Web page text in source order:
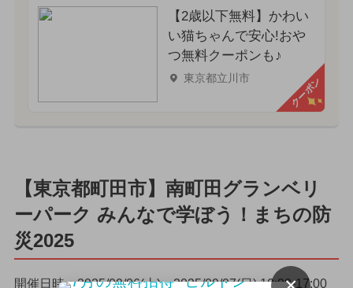
【2歳以下無料】かわい
い猫ちゃんで安心!おや
つ無料クーポンも♪
東京都立川市 クーポン
【東京都町田市】南町田グランベリ
ーパーク みんなで学ぼう！まちの防
災2025
開催日時：2025/09/06(土)〜2025/09/07(日) 10:00-17:00